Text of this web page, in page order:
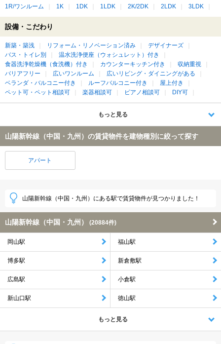
1R/ワンルーム 1K 1DK 1LDK 2K/2DK 2LDK 3LDK
設備・こだわり
新築・築浅 リフォーム・リノベーション済み
デザイナーズ
バス・トイレ別
温水洗浄便座（ウォシュレット）付き
食器洗浄乾燥機（食洗機）付き
カウンターキッチン付き
収納重視
バリアフリー
広いワンルーム
広いリビング・ダイニングがある
ベランダ・バルコニー付き
ルーフバルコニー付き
屋上付き
ペット可・ペット相談可
楽器相談可 ピアノ相談可 DIY可
もっと見る
山陽新幹線（中国・九州）の賃貸物件を建物種別に絞って探す
アパート
山陽新幹線（中国・九州）にある駅で賃貸物件が見つかりました！
山陽新幹線（中国・九州） (20884件)
岡山駅 福山駅
博多駅 新倉敷駅
広島駅 小倉駅
新山口駅 徳山駅
もっと見る